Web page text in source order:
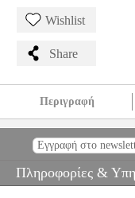
Wishlist
Share
Περιγραφή
PER.710671 OYAIDE
Πληροφορίες &